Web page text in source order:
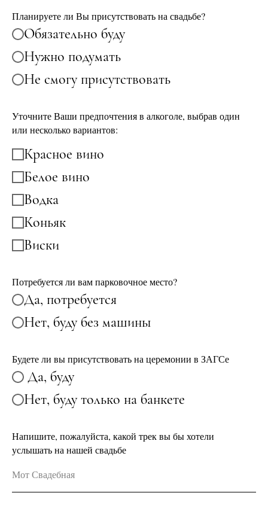
Планируете ли Вы присутствовать на свадьбе?
⁠Обязательно буду
Нужно подумать
⁠⁠Не смогу присутствовать
Уточните Ваши предпочтения в алкоголе, выбрав один
или несколько вариантов:
⁠Красное вино
⁠Белое вино
Водка
Коньяк
⁠Виски
Потребуется ли вам парковочное место?
Да, потребуется
Нет, буду без машины
⁠Будете ли вы присутствовать на церемонии в ЗАГСе
⁠ ⁠Да, буду
⁠⁠Нет, буду только на банкете
Напишите, пожалуйста, какой трек вы бы хотели
услышать на нашей свадьбе